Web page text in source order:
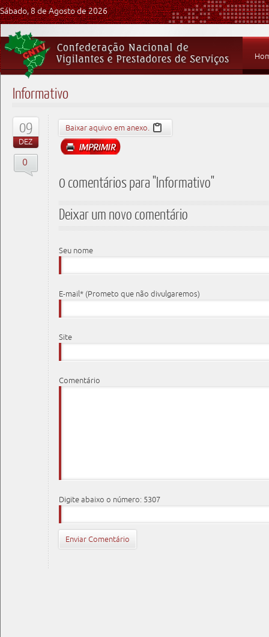
Sábado, 8 de Agosto de 2026
Informativo
09
DEZ
0
Baixar aquivo em anexo.
0 comentários para "Informativo"
Deixar um novo comentário
Seu nome
E-mail* (Prometo que não divulgaremos)
Site
Comentário
Digite abaixo o número: 5307